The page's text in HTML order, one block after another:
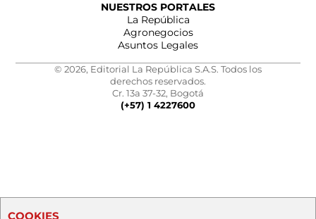
NUESTROS PORTALES
La República
Agronegocios
Asuntos Legales
© 2026, Editorial La República S.A.S. Todos los
derechos reservados.
Cr. 13a 37-32, Bogotá
(+57) 1 4227600
COOKIES